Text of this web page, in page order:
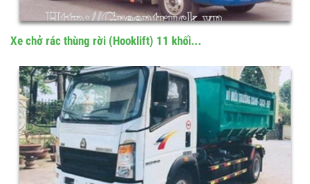
Xe chở rác thùng rời (Hooklift) 11 khối...